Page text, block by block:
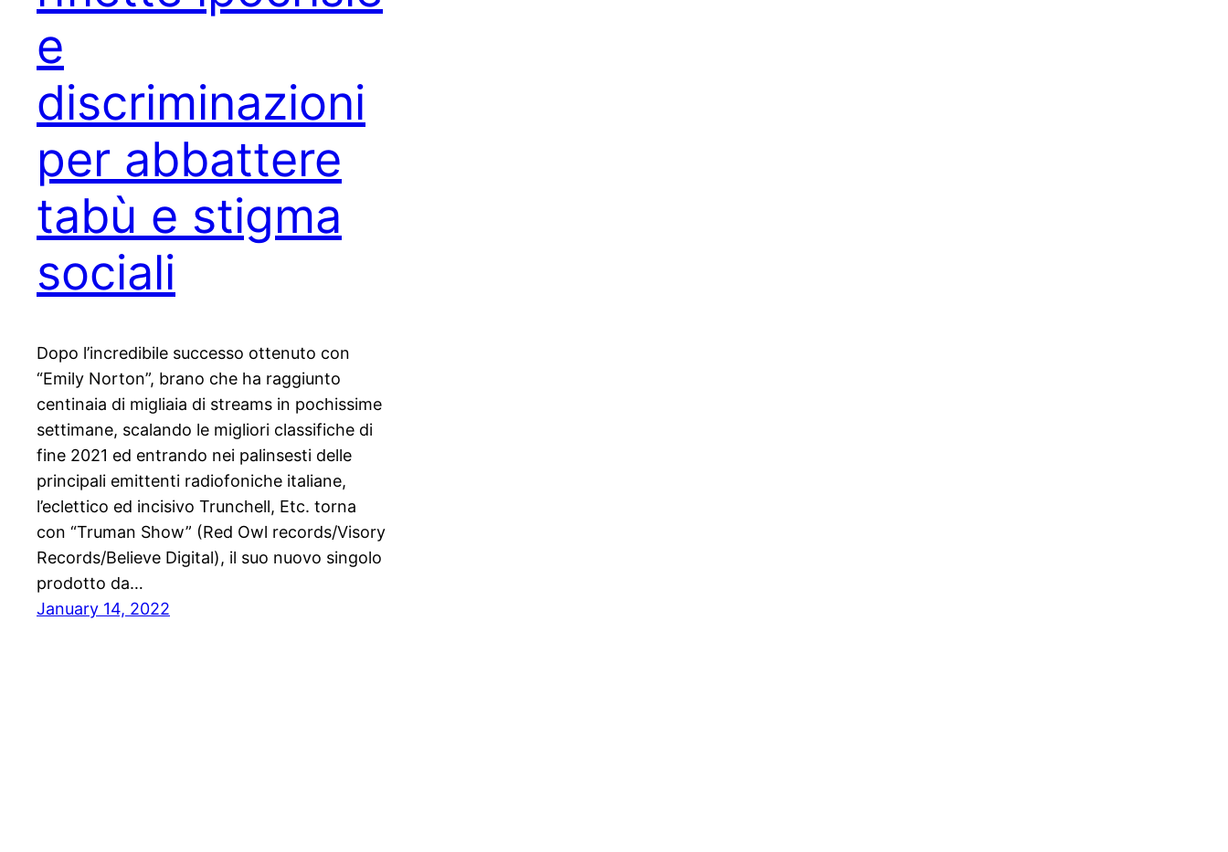
e
discriminazioni
per abbattere
tabù e stigma
sociali
Dopo l’incredibile successo ottenuto con
“Emily Norton”, brano che ha raggiunto
centinaia di migliaia di streams in pochissime
settimane, scalando le migliori classifiche di
fine 2021 ed entrando nei palinsesti delle
principali emittenti radiofoniche italiane,
l’eclettico ed incisivo Trunchell, Etc. torna
con “Truman Show” (Red Owl records/Visory
Records/Believe Digital), il suo nuovo singolo
prodotto da…
January 14, 2022